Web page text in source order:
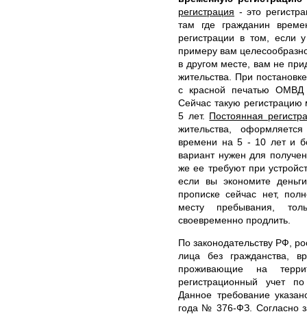
регистрация - это
там где гражданин
регистрации в том, если
примеру вам
в другом месте, вам не
жительства. При
с красной печатью ОМВД
Сейчас такую
5 лет. Постоянная
жительства,
времени на 5 - 10 лет и
вариант нужен для
же ее требуют при
если вы экономите
прописке сейчас нет,
месту пребывания,
своевременно продлить.
По законодательству РФ,
лица без гражданства,
проживающие на
регистрационный учет
Данное требование
года № 376-ФЗ. Согласно